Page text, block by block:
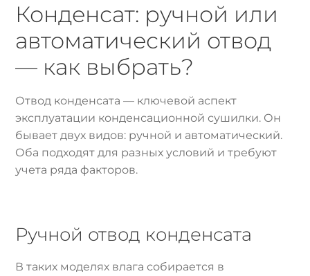
Конденсат: ручной или
автоматический отвод
— как выбрать?
Отвод конденсата — ключевой аспект
эксплуатации конденсационной сушилки. Он
бывает двух видов: ручной и автоматический.
Оба подходят для разных условий и требуют
учета ряда факторов.
Ручной отвод конденсата
В таких моделях влага собирается в